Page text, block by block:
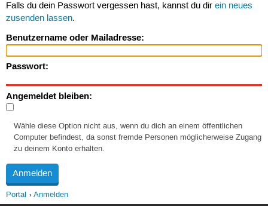
Falls du dein Passwort vergessen hast, kannst du dir ein neues
zusenden lassen.
Benutzername oder Mailadresse:
Passwort:
Angemeldet bleiben:
Wähle diese Option nicht aus, wenn du dich an einem öffentlichen
Computer befindest, da sonst fremde Personen möglicherweise Zugang
zu deinem Konto erhalten.
Portal Anmelden